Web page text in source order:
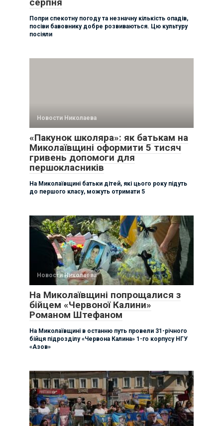
Попри спекотну погоду та незначну кількість опадів,
посіви бавовнику добре розвиваються. Цю культуру
посіяли
Новости Николаева
«Пакунок школяра»: як батькам на
Миколаївщині оформити 5 тисяч
гривень допомоги для
першокласників
На Миколаївщині батьки дітей, які цього року підуть
до першого класу, можуть отримати 5
Новости Николаева
На Миколаївщині попрощалися з
бійцем «Червоної Калини»
Романом Штефаном
На Миколаївщині в останню путь провели 31-річного
бійця підрозділу «Червона Калина» 1-го корпусу НГУ
«Азов»